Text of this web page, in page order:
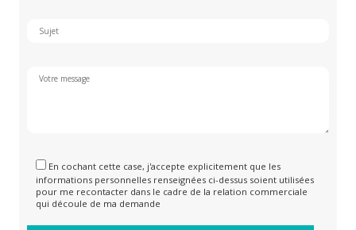
En cochant cette case, j'accepte explicitement que les
informations personnelles renseignées ci-dessus soient utilisées
pour me recontacter dans le cadre de la relation commerciale
qui découle de ma demande